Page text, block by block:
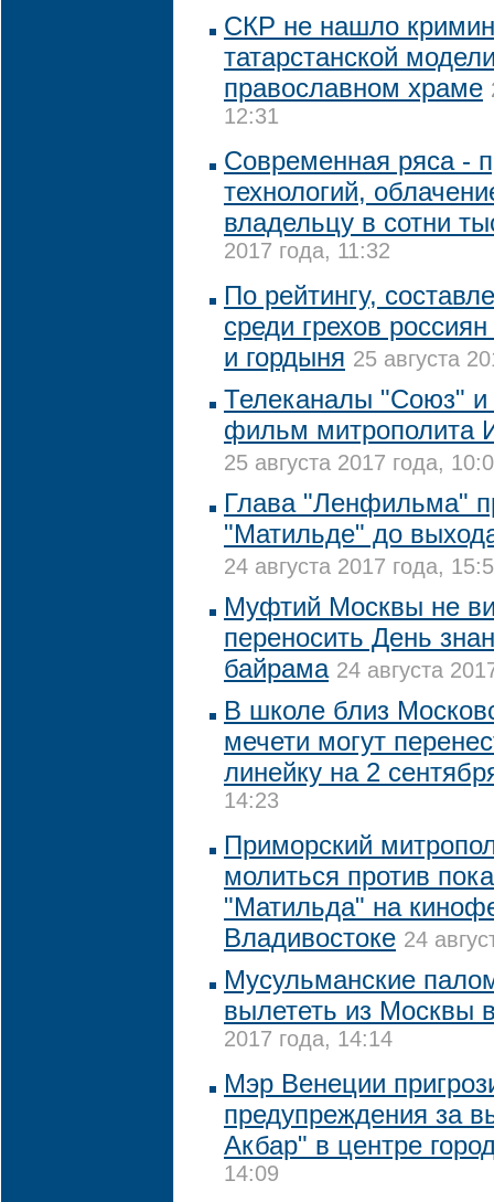
СКР не нашло
татарстанской
православном храме
12:31
Современная ряса -
технологий,
владельцу в сотни
2017 года, 11:32
По рейтингу,
среди грехов
и гордыня 25 августа
Телеканалы "Союз" и
фильм митрополита
25 августа 2017 года,
Глава "Ленфильма"
"Матильде" до
24 августа 2017 года,
Муфтий Москвы не
переносить День
байрама 24 августа
В школе близ
мечети могут
линейку на 2
14:23
Приморский
молиться против
"Матильда" на
Владивостоке 24
Мусульманские
вылететь из Москвы
2017 года, 14:14
Мэр Венеции
предупреждения за
Акбар" в центре
14:09